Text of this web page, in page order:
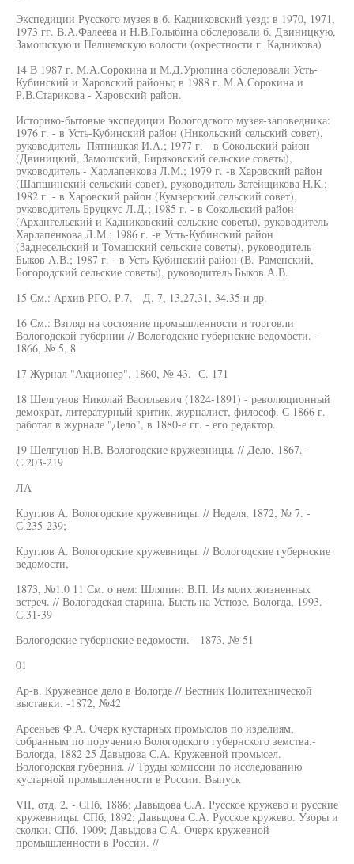
Экспедиции Русского музея в б. Кадниковский уезд: в 1970, 1971,
1973 гг. В.А.Фалеева и Н.В.Голыбина обследовали б. Двиницкую,
Замошскую и Пелшемскую волости (окрестности г. Кадникова)
14 В 1987 г. М.А.Сорокина и М.Д.Урюпина обследовали Усть-
Кубинский и Харовский районы; в 1988 г. М.А.Сорокина и
Р.В.Старикова - Харовский район.
Историко-бытовые экспедиции Вологодского музея-заповедника:
1976 г. - в Усть-Кубинский район (Никольский сельский совет),
руководитель -Пятницкая И.А.; 1977 г. - в Сокольский район
(Двиницкий, Замошский, Биряковский сельские советы),
руководитель - Харлапенкова Л.М.; 1979 г. -в Харовский район
(Шапшинский сельский совет), руководитель Затейщикова Н.К.;
1982 г. - в Харовский район (Кумзерский сельский совет),
руководитель Бруцкус Л.Д.; 1985 г. - в Сокольский район
(Архангельский и Кадниковский сельские советы), руководитель
Харлапенкова Л.М.; 1986 г. -в Усть-Кубинский район
(Заднесельский и Томашский сельские советы), руководитель
Быков А.В.; 1987 г. - в Усть-Кубинский район (В.-Раменский,
Богородский сельские советы), руководитель Быков А.В.
15 См.: Архив РГО. Р.7. - Д. 7, 13,27,31, 34,35 и др.
16 См.: Взгляд на состояние промышленности и торговли
Вологодской губернии // Вологодские губернские ведомости. -
1866, № 5, 8
17 Журнал "Акционер". 1860, № 43.- С. 171
18 Шелгунов Николай Васильевич (1824-1891) - революционный
демократ, литературный критик, журналист, философ. С 1866 г.
работал в журнале "Дело", в 1880-е гг. - его редактор.
19 Шелгунов Н.В. Вологодские кружевницы. // Дело, 1867. -
С.203-219
ЛА
Круглов А. Вологодские кружевницы. // Неделя, 1872, № 7. -
С.235-239;
Круглов А. Вологодские кружевницы. // Вологодские губернские
ведомости,
1873, №1.0 11 См. о нем: Шляпин: В.П. Из моих жизненных
встреч. // Вологодская старина. Бысть на Устюзе. Вологда, 1993. -
С.31-39
Вологодские губернские ведомости. - 1873, № 51
01
Ар-в. Кружевное дело в Вологде // Вестник Политехнической
выставки. -1872, №42
Арсеньев Ф.А. Очерк кустарных промыслов по изделиям,
собранным по поручению Вологодского губернского земства.-
Вологда, 1882 25 Давыдова С.А. Кружевной промысел.
Вологодская губерния. // Труды комиссии по исследованию
кустарной промышленности в России. Выпуск
VII, отд. 2. - СПб, 1886; Давыдова С.А. Русское кружево и русские
кружевницы. СПб, 1892; Давыдова С.А. Русское кружево. Узоры и
сколки. СПб, 1909; Давыдова С.А. Очерк кружевной
промышленности в России. //